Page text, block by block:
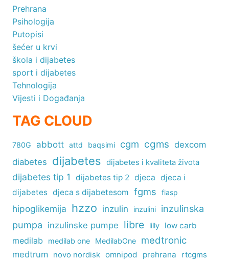
Prehrana
Psihologija
Putopisi
šećer u krvi
škola i dijabetes
sport i dijabetes
Tehnologija
Vijesti i Događanja
TAG CLOUD
780G abbott attd baqsimi cgm cgms dexcom
diabetes dijabetes dijabetes i kvaliteta života
dijabetes tip 1 dijabetes tip 2 djeca djeca i
dijabetes djeca s dijabetesom fgms fiasp
hipoglikemija hzzo inzulin inzulini
inzulinska
pumpa inzulinske pumpe libre lilly low carb
medilab medilab one MedilabOne medtronic
medtrum novo nordisk omnipod prehrana rtcgms